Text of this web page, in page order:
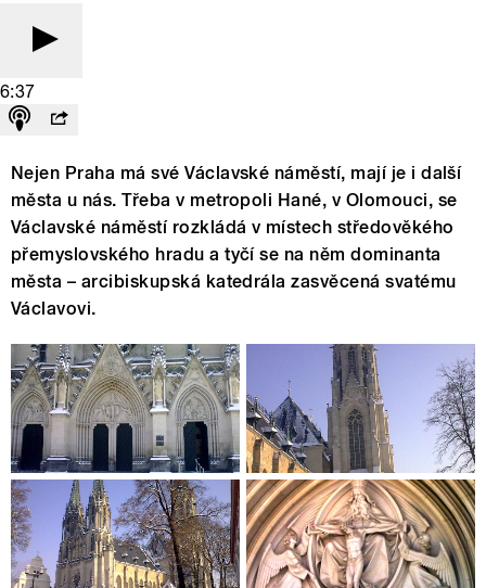
6:37
Nejen Praha má své Václavské náměstí, mají je i další
města u nás. Třeba v metropoli Hané, v Olomouci, se
Václavské náměstí rozkládá v místech středověkého
přemyslovského hradu a tyčí se na něm dominanta
města – arcibiskupská katedrála zasvěcená svatému
Václavovi.